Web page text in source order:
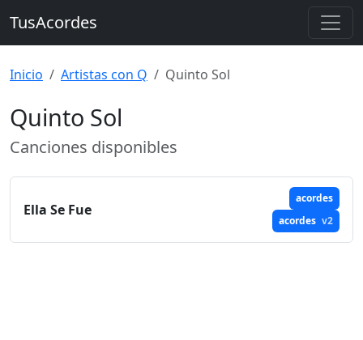
TusAcordes
Inicio Artistas con Q Quinto Sol
Quinto Sol
Canciones disponibles
Ella Se Fue
acordes
acordes v2